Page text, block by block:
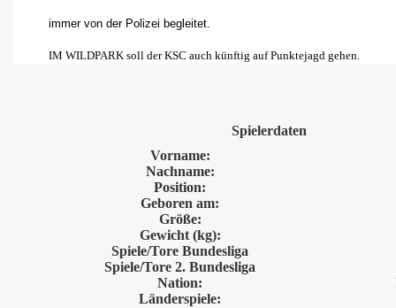
immer von der Polizei begleitet.
IM WILDPARK soll der KSC auch künftig auf Punktejagd gehen.
Spielerdaten
Vorname:
Nachname:
Position:
Geboren am:
Größe:
Gewicht (kg):
Spiele/Tore Bundesliga
Spiele/Tore 2. Bundesliga
Nation:
Länderspiele: